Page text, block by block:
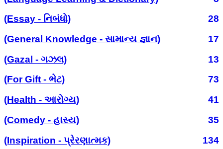
(Essay - નિબંધો)
28
(General Knowledge - સામાન્ય જ્ઞાન)
17
(Gazal - ગઝલ)
13
(For Gift - ભેટ)
73
(Health - આરોગ્ય)
41
(Comedy - હાસ્ય)
35
(Inspiration - પ્રેરણાત્મક)
134